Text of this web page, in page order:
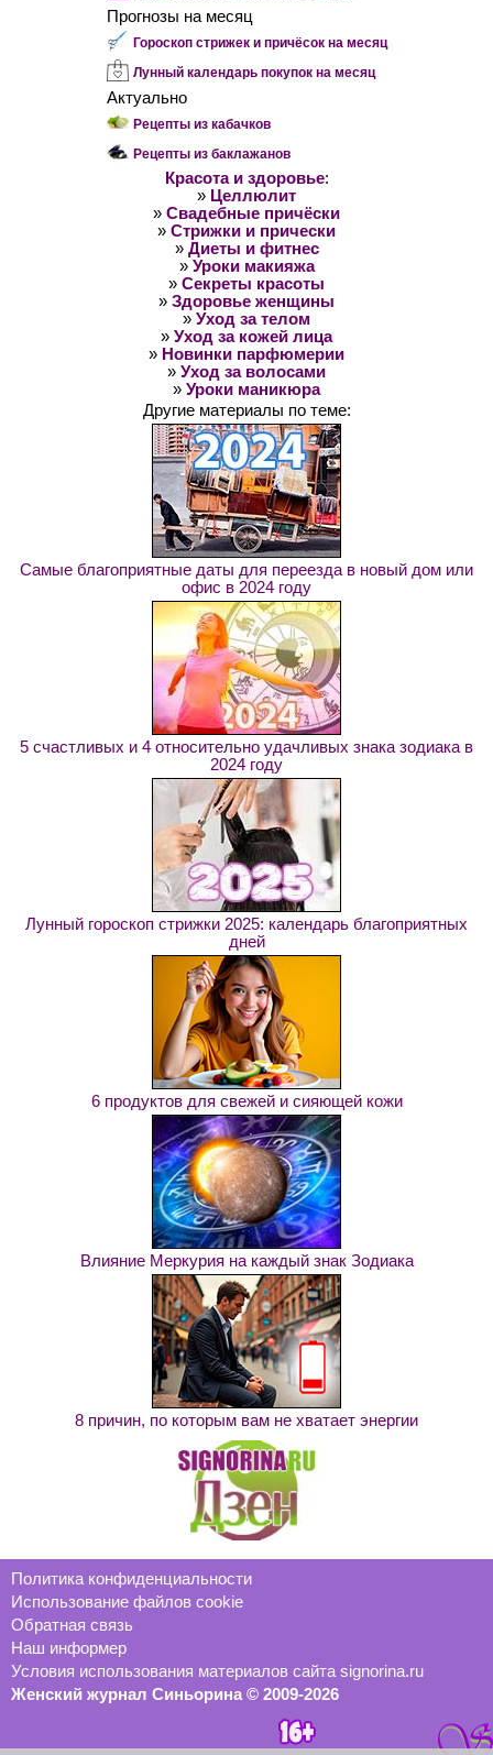
Прогнозы на месяц
Гороскоп стрижек и причёсок на месяц
Лунный календарь покупок на месяц
Актуально
Рецепты из кабачков
Рецепты из баклажанов
Красота и здоровье:
» Целлюлит
» Свадебные причёски
» Стрижки и прически
» Диеты и фитнес
» Уроки макияжа
» Секреты красоты
» Здоровье женщины
» Уход за телом
» Уход за кожей лица
» Новинки парфюмерии
» Уход за волосами
» Уроки маникюра
Другие материалы по теме:
Самые благоприятные даты для переезда в новый дом или
офис в 2024 году
5 счастливых и 4 относительно удачливых знака зодиака в
2024 году
Лунный гороскоп стрижки 2025: календарь благоприятных
дней
6 продуктов для свежей и сияющей кожи
Влияние Меркурия на каждый знак Зодиака
8 причин, по которым вам не хватает энергии
Политика конфиденциальности
Использование файлов cookie
Обратная связь
Наш информер
Условия использования материалов сайта signorina.ru
Женский журнал Синьорина © 2009-2026